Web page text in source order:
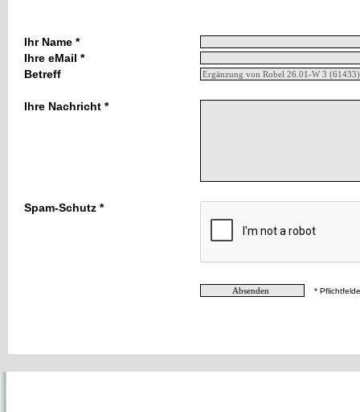
Ihr Name *
Ihre eMail *
Betreff
Ihre Nachricht *
Spam-Schutz *
*